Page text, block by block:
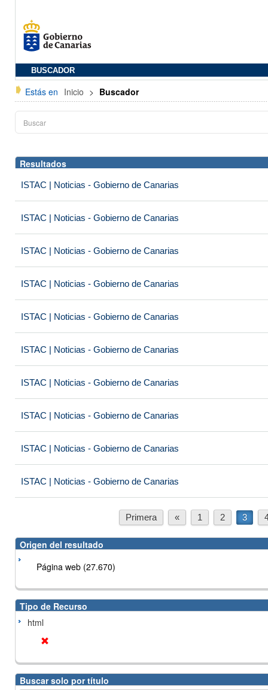
BUSCADOR
Estás en Inicio > Buscador
Resultados
ISTAC | Noticias - Gobierno de Canarias
ISTAC | Noticias - Gobierno de Canarias
ISTAC | Noticias - Gobierno de Canarias
ISTAC | Noticias - Gobierno de Canarias
ISTAC | Noticias - Gobierno de Canarias
ISTAC | Noticias - Gobierno de Canarias
ISTAC | Noticias - Gobierno de Canarias
ISTAC | Noticias - Gobierno de Canarias
ISTAC | Noticias - Gobierno de Canarias
ISTAC | Noticias - Gobierno de Canarias
Primera « 1 2 3
Origen del resultado
Página web (27.670)
Tipo de Recurso
html
Buscar solo por título